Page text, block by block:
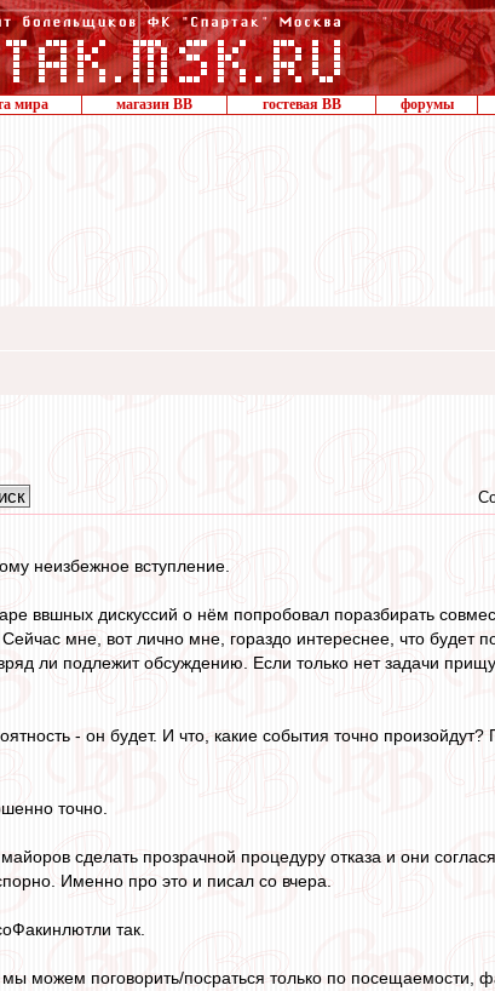
мира магазин ВВ гостевая ВВ форумы
неизбежное вступление.
ввшных дискуссий о нём попробовал поразбирать
мне, вот лично мне, гораздо интереснее, что будет
ли подлежит обсуждению. Если только нет задачи
- он будет. И что, какие события точно произойдут?
точно.
сделать прозрачной процедуру отказа и они
Именно про это и писал со вчера.
так.
можем поговорить/посраться только по посещаемости,